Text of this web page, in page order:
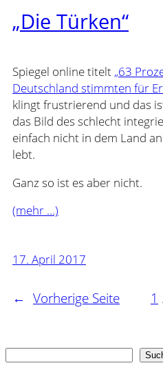
„Die Türken“
Spiegel online titelt „63
Deutschland stimmten für
klingt frustrierend und das
das Bild des schlecht
einfach nicht in dem Land
lebt.
Ganz so ist es aber nicht.
(mehr …)
17. April 2017
← Vorherige Seite 1